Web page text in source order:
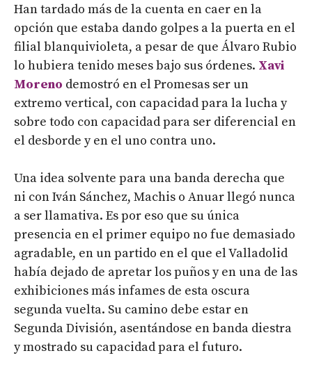
Han tardado más de la cuenta en caer en la
opción que estaba dando golpes a la puerta en el
filial blanquivioleta, a pesar de que Álvaro Rubio
lo hubiera tenido meses bajo sus órdenes. Xavi
Moreno demostró en el Promesas ser un
extremo vertical, con capacidad para la lucha y
sobre todo con capacidad para ser diferencial en
el desborde y en el uno contra uno.
Una idea solvente para una banda derecha que
ni con Iván Sánchez, Machis o Anuar llegó nunca
a ser llamativa. Es por eso que su única
presencia en el primer equipo no fue demasiado
agradable, en un partido en el que el Valladolid
había dejado de apretar los puños y en una de las
exhibiciones más infames de esta oscura
segunda vuelta. Su camino debe estar en
Segunda División, asentándose en banda diestra
y mostrado su capacidad para el futuro.